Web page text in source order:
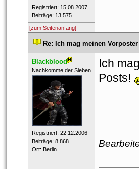
Registriert: 15.08.2007
Beiträge: 13.575
[zum Seitenanfang]
Re: Ich mag meinen
Blackblood
​Nachkomme der Sieben
Registriert: 22.12.2006
Beiträge: 8.868
Ort: Berlin
Ich
Posts!